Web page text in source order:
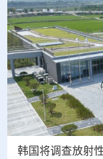
韩国将调查放射